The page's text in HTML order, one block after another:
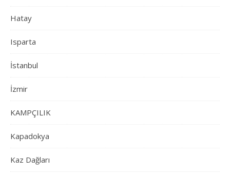
Hatay
Isparta
İstanbul
İzmir
KAMPÇILIK
Kapadokya
Kaz Dağları